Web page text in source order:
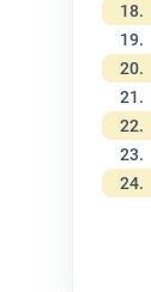
18.
19.
20.
21.
22.
23.
24.